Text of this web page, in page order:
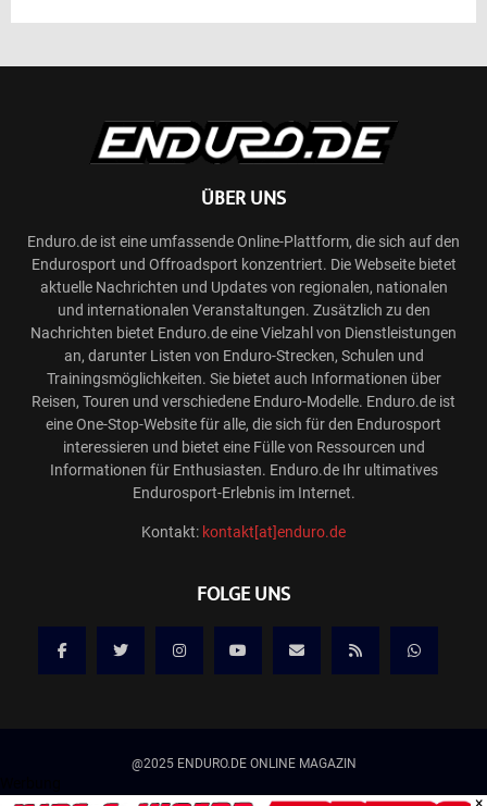
ÜBER UNS
Enduro.de ist eine umfassende Online-Plattform, die sich auf den
Endurosport und Offroadsport konzentriert. Die Webseite bietet
aktuelle Nachrichten und Updates von regionalen, nationalen
und internationalen Veranstaltungen. Zusätzlich zu den
Nachrichten bietet Enduro.de eine Vielzahl von Dienstleistungen
an, darunter Listen von Enduro-Strecken, Schulen und
Trainingsmöglichkeiten. Sie bietet auch Informationen über
Reisen, Touren und verschiedene Enduro-Modelle. Enduro.de ist
eine One-Stop-Website für alle, die sich für den Endurosport
interessieren und bietet eine Fülle von Ressourcen und
Informationen für Enthusiasten. Enduro.de Ihr ultimatives
Endurosport-Erlebnis im Internet.
Kontakt: kontakt[at]enduro.de
FOLGE UNS
@2025 ENDURO.DE ONLINE MAGAZIN
×